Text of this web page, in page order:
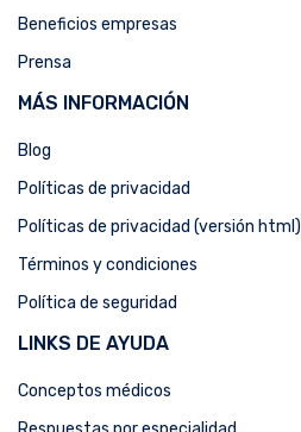
Beneficios empresas
Prensa
MÁS INFORMACIÓN
Blog
Políticas de privacidad
Políticas de privacidad (versión html)
Términos y condiciones
Política de seguridad
LINKS DE AYUDA
Conceptos médicos